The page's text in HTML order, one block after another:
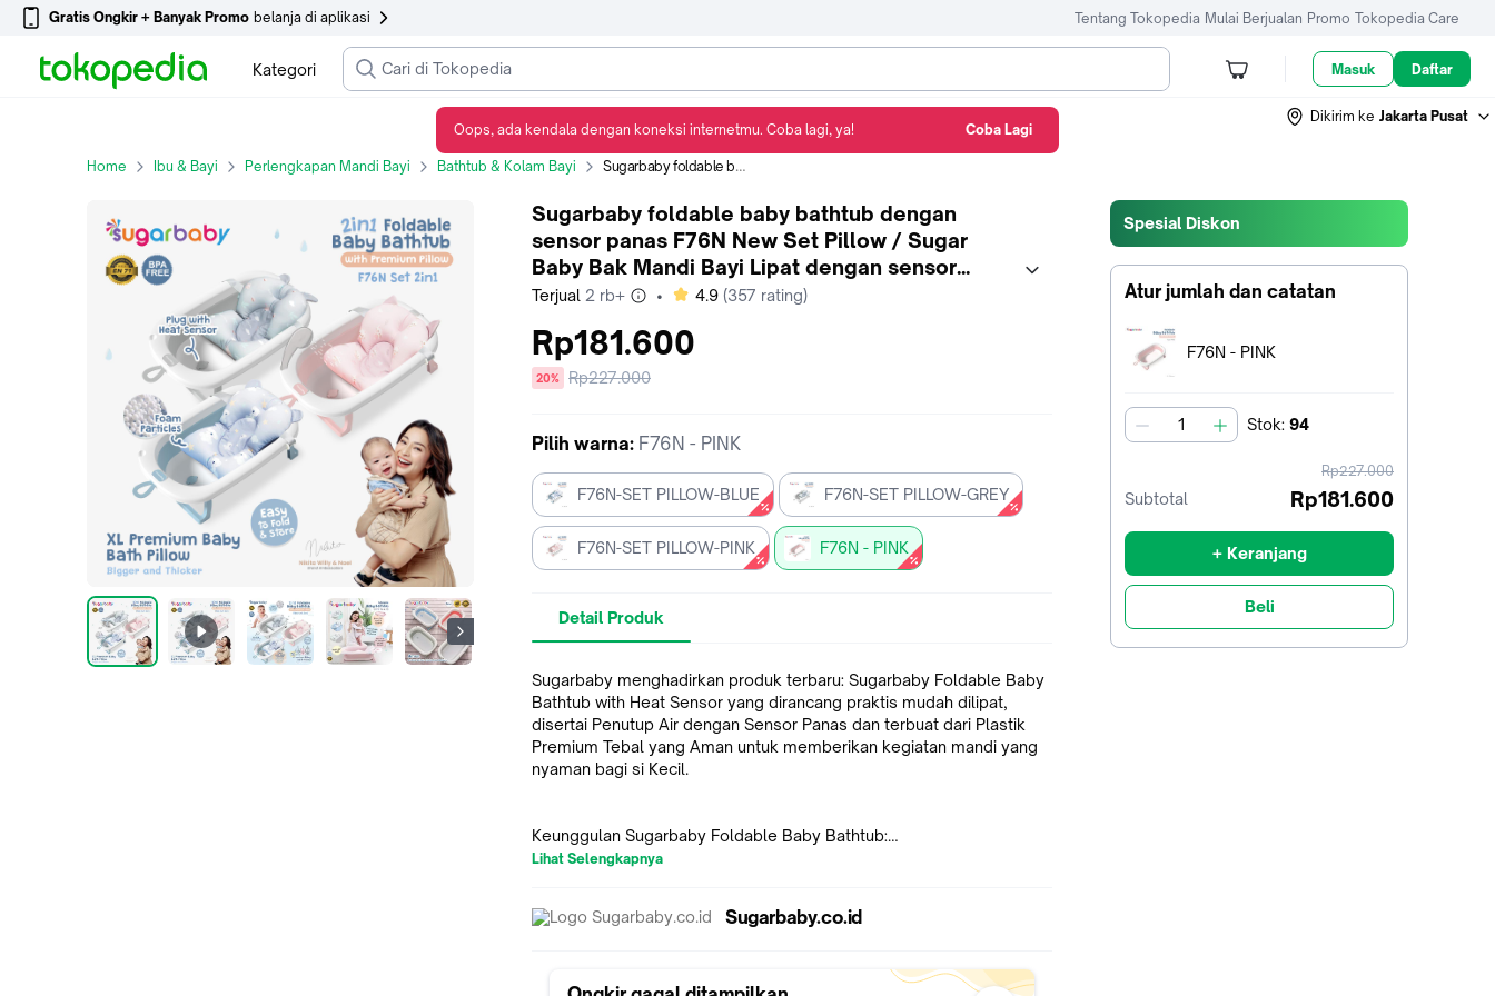
Gratis Ongkir + Banyak Promo belanja di aplikasi Tentang Tokopedia Mulai Berjualan Promo Tokopedia Care
Kategori Masuk Daftar
Dikirim ke Jakarta Pusat
Home Ibu & Bayi Perlengkapan Mandi Bayi Bathtub & Kolam Bayi Sugarbaby foldable baby bathtub dengan sensor panas F76N New Set Pillow / Sugar Baby Bak Mandi Bayi Lipat dengan sensor panas / Bak Mandi Bayi / Bathtub Bayi - F76N - PINK
Spesial Diskon
Atur jumlah dan catatan
Terpilih:
F76N - PINK
jumlah Stok: 94
harga
sebelum
Rp227.000
Subtotal Rp181.600
+ Keranjang
Beli
Sugarbaby foldable baby bathtub dengan
sensor panas F76N New Set Pillow / Sugar
Baby Bak Mandi Bayi Lipat dengan sensor
panas / Bak Mandi Bayi / Bathtub Bayi - F76N -
Terjual 2 rb+ • bintang
4.9 (357 rating)
Rp181.600
diskon
20%
Harga
Rp227.000
Pilih warna: F76N - PINK
F76N-SET PILLOW-BLUE F76N-SET PILLOW-GREY
F76N-SET PILLOW-PINK F76N - PINK
Detail Produk
Sugarbaby menghadirkan produk terbaru: Sugarbaby Foldable Baby
Bathtub with Heat Sensor yang dirancang praktis mudah dilipat,
disertai Penutup Air dengan Sensor Panas dan terbuat dari Plastik
Premium Tebal yang Aman untuk memberikan kegiatan mandi yang
nyaman bagi si Kecil.
Keunggulan Sugarbaby Foldable Baby Bathtub:
* Mudah dilipat dan disimpan
* Aman (bebas bahan kimia berbahaya)
Lihat Selengkapnya
Sugarbaby.co.id
Oops, ada kendala dengan koneksi internetmu. Coba lagi, ya! Coba Lagi